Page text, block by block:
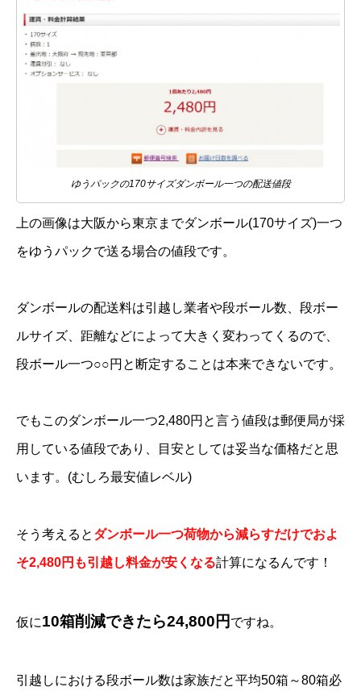
ゆうパックの170サイズダンボール一つの配送値段
上の画像は大阪から東京までダンボール(170サイズ)一つ
をゆうパックで送る場合の値段です。
ダンボールの配送料は引越し業者や段ボール数、段ボー
ルサイズ、距離などによって大きく変わってくるので、
段ボール一つ○○円と断定することは本来できないです。
でもこのダンボール一つ2,480円と言う値段は郵便局が採
用している値段であり、目安としては妥当な価格だと思
います。(むしろ最安値レベル)
そう考えると ダンボール一つ荷物から減らすだけでおよ
そ2,480円も引越し料金が安くなる計算になるんです！
仮に10箱削減できたら24,800円 ですね。
引越しにおける段ボール数は家族だと平均50箱～80箱必